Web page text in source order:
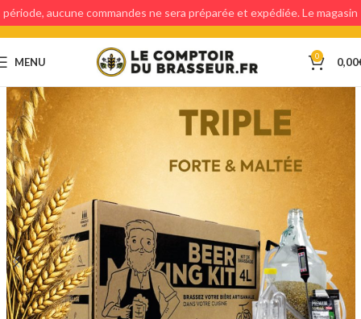
MENU 0 0,00
période, aucune commandes ne sera préparée et expédiée. Le magasin
étant fermé, aucun retraits en magasin ne sera possible.